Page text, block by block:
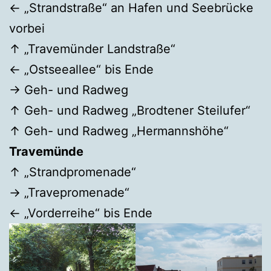
← „Strandstraße“ an Hafen und Seebrücke
vorbei
↑ „Travemünder Landstraße“
← „Ostseeallee“ bis Ende
→ Geh- und Radweg
↑ Geh- und Radweg „Brodtener Steilufer“
↑ Geh- und Radweg „Hermannshöhe“
Travemünde
↑ „Strandpromenade“
→ „Travepromenade“
← „Vorderreihe“ bis Ende